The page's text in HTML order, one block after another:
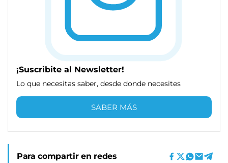
¡Suscribite al Newsletter!
Lo que necesitas saber, desde donde necesites
SABER MÁS
Para compartir en redes